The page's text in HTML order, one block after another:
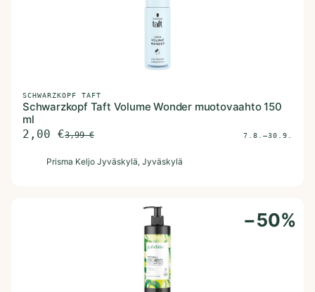
SCHWARZKOPF TAFT
Schwarzkopf Taft Volume Wonder muotovaahto 150
ml
2,00 €3,99€ 7.8.–30.9.
Prisma Keljo Jyväskylä, Jyväskylä
−50%